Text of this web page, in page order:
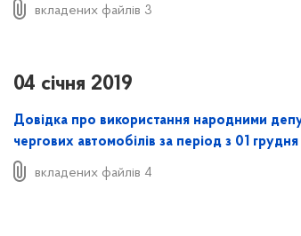
вкладених файлів 3
04 січня 2019
Довідка про використання народними
чергових автомобілів за період з 01
вкладених файлів 4